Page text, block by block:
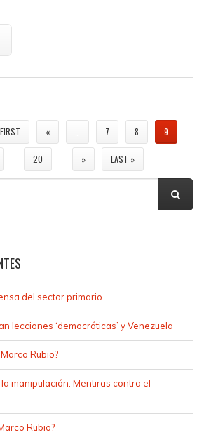
« 7 8 9
… 20 … » LAST »
del sector primario
lecciones ‘democráticas’ y Venezuela
Rubio?
la manipulación. Mentiras contra el
Rubio?